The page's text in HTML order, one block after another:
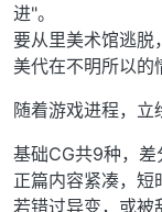
进"。
要从里美术馆逃脱
美代在不明所以的
随着游戏进程，立
基础CG共9种，差
正篇内容紧凑，短
若错过异变，或被